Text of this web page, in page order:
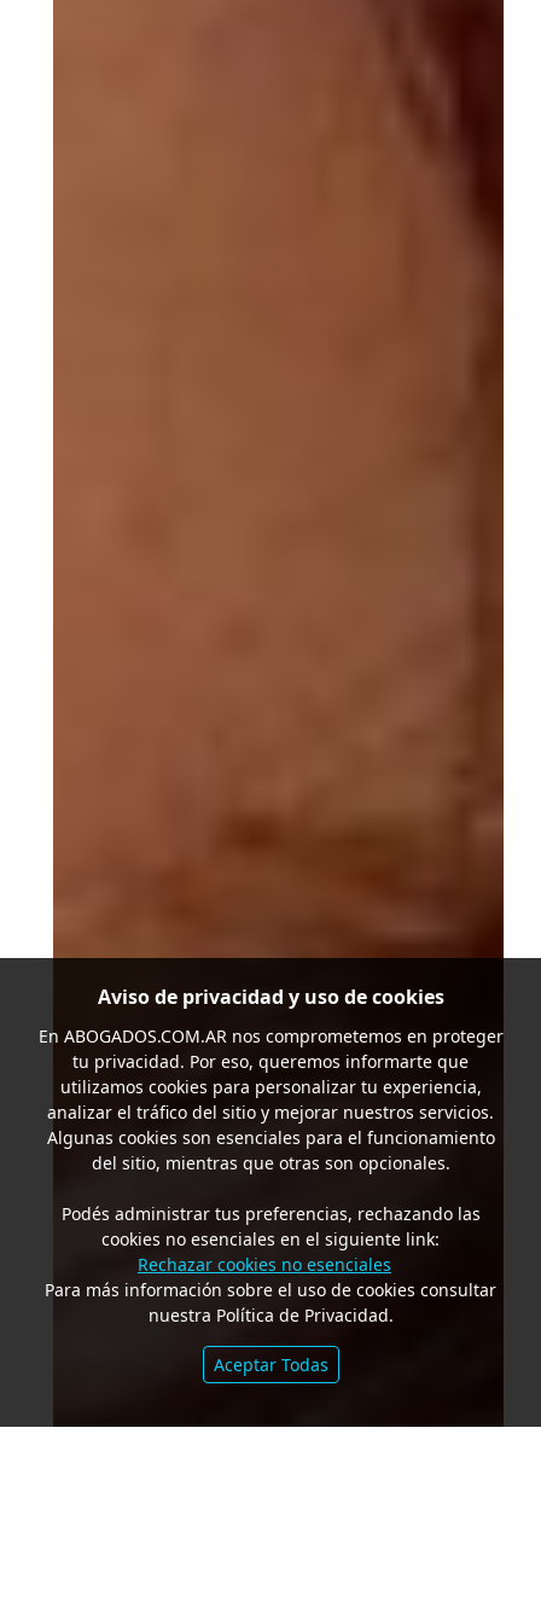
Aviso de privacidad y uso de cookies
En ABOGADOS.COM.ARnos comprometemos en proteger
tu privacidad. Por eso, queremos informarte que
utilizamos cookies para personalizar tu experiencia,
analizar el tráfico del sitio y mejorar nuestros servicios.
Algunas cookies son esenciales para el funcionamiento
del sitio, mientras que otras son opcionales.
Podés administrar tus preferencias, rechazando las
cookies no esenciales en el siguiente link:
Rechazar cookies no esenciales
Para más información sobre el uso de cookies consultar
nuestra Política de Privacidad.
Aceptar Todas